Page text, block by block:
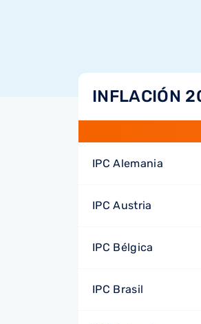
INFLACIÓN
IPC Alemania
IPC Austria
IPC Bélgica
IPC Brasil